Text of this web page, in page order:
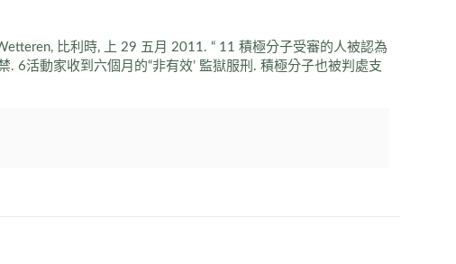
比利時, 上 29 五月 2011. “ 11 積極分子受審的人被認為
6活動家收到六個月的“非有效’ 監獄服刑. 積極分子也被判處支